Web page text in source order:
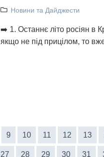
Новини та Дайджести
➡️ 1. Останнє літо росіян в
якщо не під прицілом, то
9 10 11 12 13
27 28 29 30 31